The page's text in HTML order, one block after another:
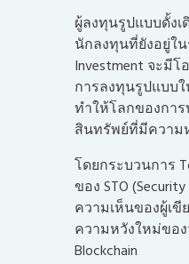
ผู้ลงทุนรูปแบบดั้ง
นักลงทุนที่ยังอยู่ใน
Investment จะมี
การลงทุนรูปแบบ
ทำให้โลกของกา
สินทรัพย์ที่มีควา
โดยกระบวนการ
ของ STO
ความเห็นของผู้เ
ความหวังใหม่ของ
Blockchain